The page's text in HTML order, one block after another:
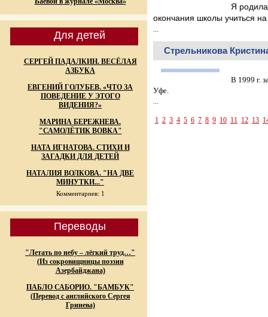
Для детей
СЕРГЕЙ ПАДАЛКИН. ВЕСЁЛАЯ
АЗБУКА
ЕВГЕНИЙ ГОЛУБЕВ. «ЧТО ЗА
ПОВЕДЕНИЕ У ЭТОГО
ВИДЕНИЯ?»
МАРИНА БЕРЕЖНЕВА.
"САМОЛЁТИК ВОВКА"
НАТА ИГНАТОВА. СТИХИ И
ЗАГАДКИ ДЛЯ ДЕТЕЙ
НАТАЛИЯ ВОЛКОВА. "НА ДВЕ
МИНУТКИ..."
Комментариев: 1
Переводы
"Летать по небу – лёгкий труд…"
(Из сокровищницы поэзии
Азербайджана)
ПАБЛО САБОРИО. "БАМБУК"
(Перевод с английского Сергея
Гринева)
Я
окончания школы учиться
...
Стрельникова
В 1999 г.
Уфе.
...
1 2 3 4 5 6 7 8 9 10 11 12 13